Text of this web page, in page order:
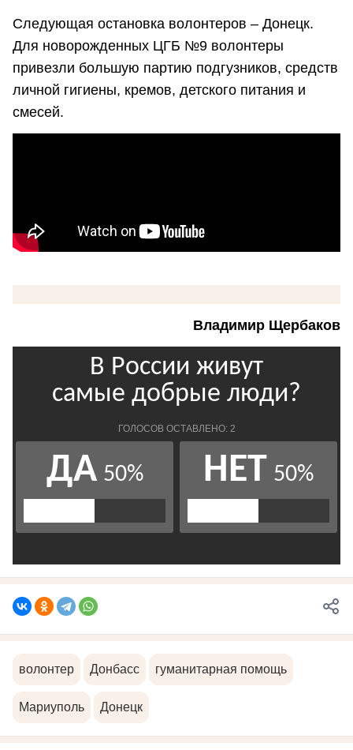
Следующая остановка волонтеров – Донецк.
Для новорожденных ЦГБ №9 волонтеры
привезли большую партию подгузников, средств
личной гигиены, кремов, детского питания и
смесей.
Владимир Щербаков
волонтер Донбасс гуманитарная помощь
Мариуполь Донецк